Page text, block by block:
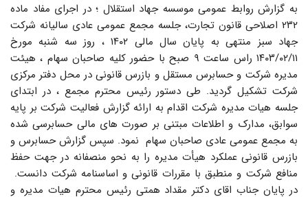
به گزارش روابط عمومی موسسه جهاد استقلال ؛ در اجرای مفاد ماده
۲۳۲ اصلاحی قانون تجارت، جلسه مجمع عمومی عادی سالیانه شرکت
جهاد سبز منتهی به پایان سال مالی ۱۴۰۲ ، روز سه شنبه مورخ
۱۴۰۳/۰۲/۱۱ راس ساعت ۹ صبح با حضور کلیه صاحبان سهام ، هیئت
مدیره شرکت و حسابرس مستقل و بازرس قانونی در محل دفتر مرکزی
شرکت تشکیل گردید. طی دستور رئیس محترم مجمع ، در ابتدای
جلسه هیات مدیره شرکت اقدام به ارائه گزارش فعالیت شرکت بر پایه
سوابق، مدارک و اطلاعات مبتنی بر صورت های مالی حسابرسی شده
به مجمع عمومی عادی صاحبان سهام نمود. سپس گزارش حسابرس و
بازرس قانونی عملکرد هیأت مدیره را به نحو منصفانه در جهت حفظ
منافع شرکت و منطبق با مقررات قانونی و اساسنامه شرکت دانست.
در پایان جناب اقای دکتر مقداد همتی رئیس محترم هیات مدیره و